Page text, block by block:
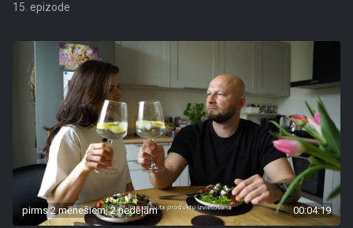
15. epizode
pirms 2 mēnešiem, 2 nedēļām 00:04:19